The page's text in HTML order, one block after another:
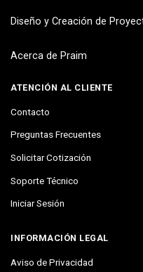
Diseño y Creación de
Acerca de Praim
ATENCIÓN AL CLIENTE
Contacto
Preguntas Frecuentes
Solicitar Cotización
Soporte Técnico
Iniciar Sesión
INFORMACIÓN LEGAL
Aviso de Privacidad